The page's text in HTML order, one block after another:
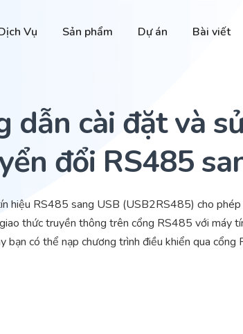
Vụ Sản phẩm Dự án Bài viết
dẫn cài đặt và
đổi RS485
RS485 sang USB (USB2RS485) cho phép
thức truyền thông trên cổng RS485 với máy
có thể nạp chương trình điều khiển qua cổng